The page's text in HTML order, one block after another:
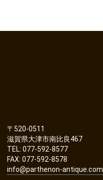
〒520-0511
滋賀県大津市南比良467
TEL: 077-592-8577
FAX: 077-592-8578
info@parthenon-antique.com